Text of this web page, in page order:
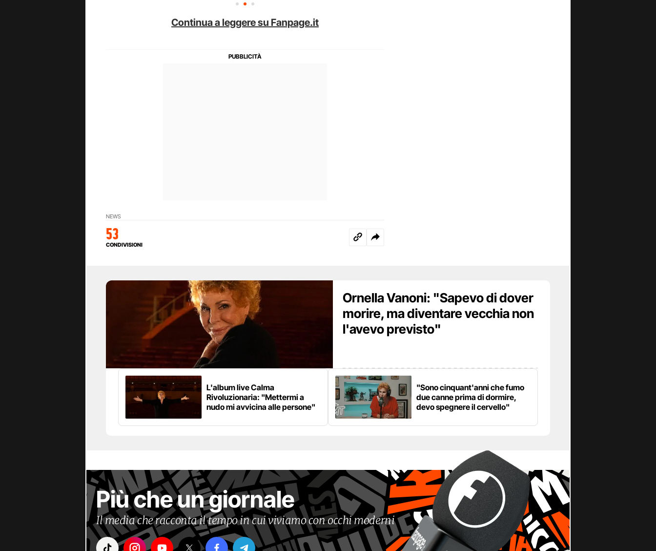
Continua a leggere su Fanpage.it
NEWS
53
CONDIVISIONI
Ornella Vanoni: "Sapevo di dover
morire, ma diventare vecchia non
l'avevo previsto"
L'album live Calma
Rivoluzionaria: "Mettermi a
nudo mi avvicina alle persone"
"Sono cinquant'anni che fumo
due canne prima di dormire,
devo spegnere il cervello"
Più che un giornale
Il media che racconta il tempo in cui viviamo con occhi moderni